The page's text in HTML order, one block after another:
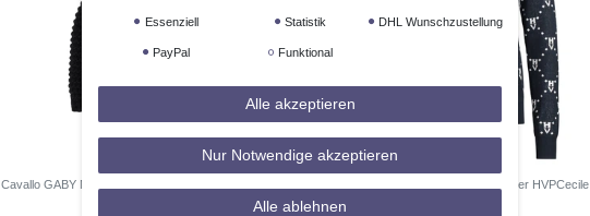
Cavallo GABY Mütze black Sportswear HW 2023
HV POLO Rollkragen Damen Pullover HVPCecile
Essenziell Statistik DHL Wunschzustellung
PayPal Funktional
Alle akzeptieren
Nur Notwendige akzeptieren
Alle ablehnen